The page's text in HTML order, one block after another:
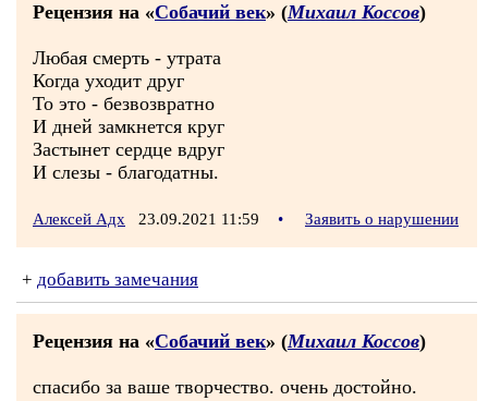
Рецензия на «Собачий век» (Михаил Коссов)
Любая смерть - утрата
Когда уходит друг
То это - безвозвратно
И дней замкнется круг
Застынет сердце вдруг
И слезы - благодатны.
Алексей Адх 23.09.2021 11:59 • Заявить о нарушении
+ добавить замечания
Рецензия на «Собачий век» (Михаил Коссов)
спасибо за ваше творчество. очень достойно.